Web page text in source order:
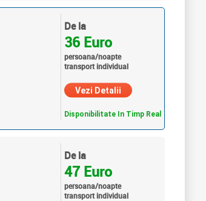
De la
36 Euro
persoana/noapte
transport individual
Vezi Detalii
Disponibilitate In Timp Real
De la
47 Euro
persoana/noapte
transport individual